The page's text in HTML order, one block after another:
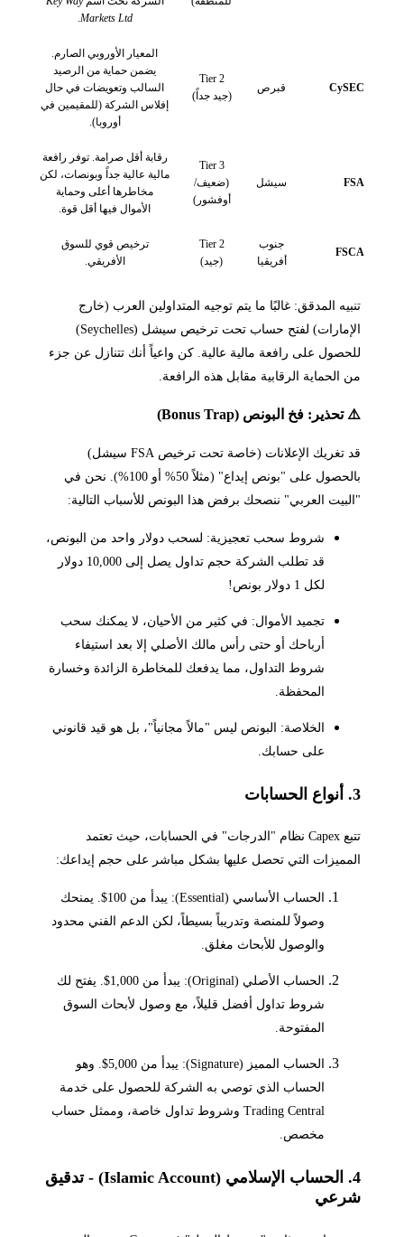
Markets Ltd
.
CySEC قبرص
Tier 2
(جيد جداً)
المعيار الأوروبي الصارم.
يضمن حماية من الرصيد
السالب وتعويضات في حال
إفلاس الشركة (للمقيمين في
أوروبا).
FSA سيشل
Tier 3
(ضعيف/
أوفشور)
رقابة أقل صرامة. توفر رافعة
مالية عالية جداً وبونصات، لكن
مخاطرها أعلى وحماية
الأموال فيها أقل قوة.
FSCA
جنوب
أفريقيا
Tier 2
(جيد)
ترخيص قوي للسوق
الأفريقي.
تنبيه المدقق: غالبًا ما يتم توجيه المتداولين العرب (خارج
الإمارات) لفتح حساب تحت ترخيص سيشل (Seychelles)
للحصول على رافعة مالية عالية. كن واعياً أنك تتنازل عن جزء
من الحماية الرقابية مقابل هذه الرافعة.
⚠️ تحذير: فخ البونص (Bonus Trap)
قد تغريك الإعلانات (خاصة تحت ترخيص FSA سيشل)
بالحصول على "بونص إيداع" (مثلاً 50% أو 100%). نحن في
"البيت العربي" ننصحك برفض هذا البونص للأسباب التالية:
شروط سحب تعجيزية: لسحب دولار واحد من البونص،
قد تطلب الشركة حجم تداول يصل إلى 10,000 دولار
لكل 1 دولار بونص!
تجميد الأموال: في كثير من الأحيان، لا يمكنك سحب
أرباحك أو حتى رأس مالك الأصلي إلا بعد استيفاء
شروط التداول، مما يدفعك للمخاطرة الزائدة وخسارة
المحفظة.
الخلاصة: البونص ليس "مالاً مجانياً"، بل هو قيد قانوني
على حسابك.
3. أنواع الحسابات
تتبع Capex نظام "الدرجات" في الحسابات، حيث تعتمد
المميزات التي تحصل عليها بشكل مباشر على حجم إيداعك:
الحساب الأساسي (Essential): يبدأ من 100$. يمنحك
وصولاً للمنصة وتدريباً بسيطاً، لكن الدعم الفني محدود
والوصول للأبحاث مغلق.
الحساب الأصلي (Original): يبدأ من 1,000$. يفتح لك
شروط تداول أفضل قليلاً، مع وصول لأبحاث السوق
المفتوحة.
الحساب المميز (Signature): يبدأ من 5,000$. وهو
الحساب الذي توصي به الشركة للحصول على خدمة
Trading Central وشروط تداول خاصة، وممثل حساب
مخصص.
4. الحساب الإسلامي (Islamic Account) - تدقيق
شرعي